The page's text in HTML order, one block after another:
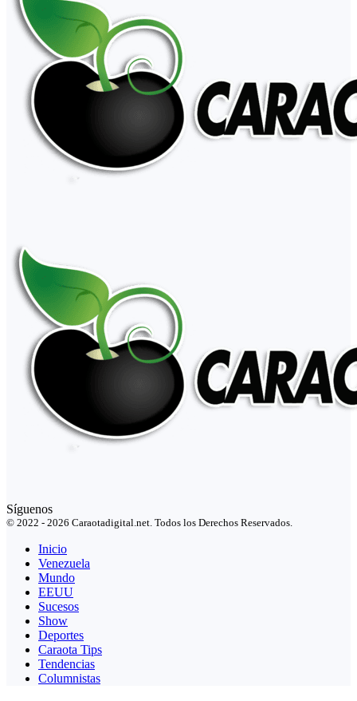
Síguenos
© 2022 - 2026 Caraotadigital.net. Todos los Derechos Reservados.
Inicio
Venezuela
Mundo
EEUU
Sucesos
Show
Deportes
Caraota Tips
Tendencias
Columnistas